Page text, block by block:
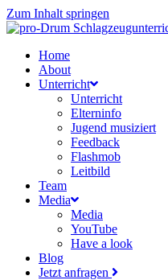
Zum Inhalt springen
Home
About
Unterricht
Unterricht
Elterninfo
Jugend musiziert
Feedback
Flashmob
Leitbild
Team
Media
Media
YouTube
Have a look
Blog
Jetzt anfragen